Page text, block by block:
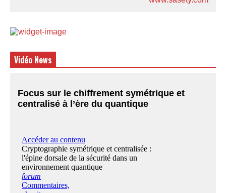
Vidéo News
Focus sur le chiffrement symétrique et
centralisé à l’ère du quantique